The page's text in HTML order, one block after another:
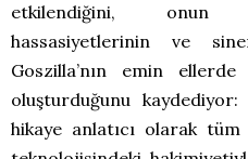
etkilendiğini, onun
hassasiyetlerinin ve
Goszilla’nın emin
oluşturduğunu
hikaye anlatıcı olarak